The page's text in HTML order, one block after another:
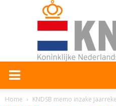
Home KNDSB memo inzake